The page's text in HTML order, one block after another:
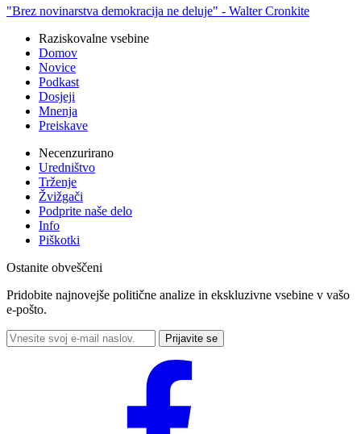
"Brez novinarstva demokracija ne deluje" - Walter Cronkite
Raziskovalne vsebine
Domov
Novice
Podkast
Dosjeji
Mnenja
Preiskave
Necenzurirano
Uredništvo
Trženje
Žvižgači
Podprite naše delo
Info
Piškotki
Ostanite obveščeni
Pridobite najnovejše politične analize in ekskluzivne vsebine v vašo
e-pošto.
Prijavite se